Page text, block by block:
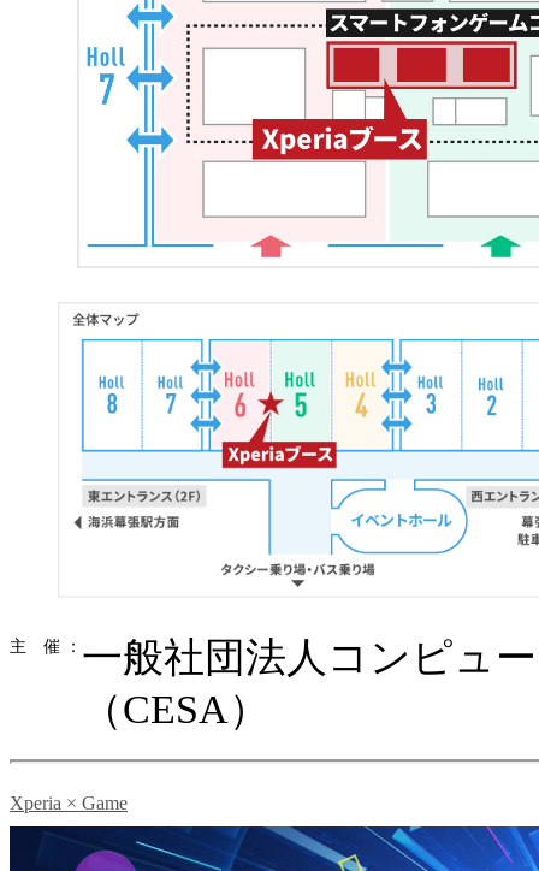
主 催 ： 一般社団法人コンピュ
（CESA）
Xperia × Game